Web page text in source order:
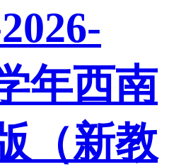
年西南
（新教